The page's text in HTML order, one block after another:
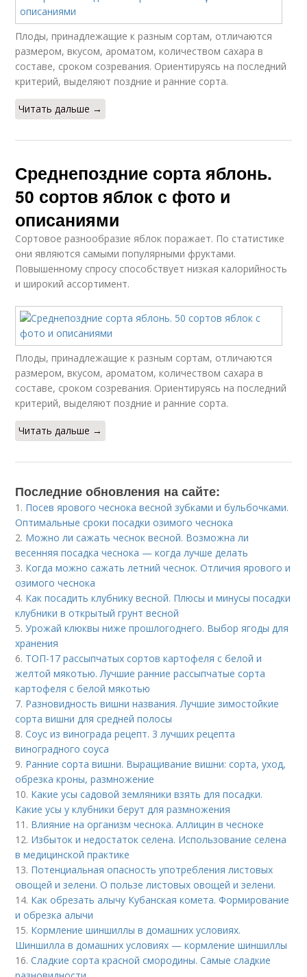
Плоды, принадлежащие к разным сортам, отличаются
размером, вкусом, ароматом, количеством сахара в
составе, сроком созревания. Ориентируясь на последний
критерий, выделяют поздние и ранние сорта.
Читать дальше →
Среднепоздние сорта яблонь.
50 сортов яблок с фото и
описаниями
Сортовое разнообразие яблок поражает. По статистике
они являются самыми популярными фруктами.
Повышенному спросу способствует низкая калорийность
и широкий ассортимент.
Плоды, принадлежащие к разным сортам, отличаются
размером, вкусом, ароматом, количеством сахара в
составе, сроком созревания. Ориентируясь на последний
критерий, выделяют поздние и ранние сорта.
Читать дальше →
Последние обновления на сайте:
1. Посев ярового чеснока весной зубками и бульбочками.
Оптимальные сроки посадки озимого чеснока
2. Можно ли сажать чеснок весной. Возможна ли
весенняя посадка чеснока — когда лучше делать
3. Когда можно сажать летний чеснок. Отличия ярового и
озимого чеснока
4. Как посадить клубнику весной. Плюсы и минусы посадки
клубники в открытый грунт весной
5.Урожай клюквы ниже прошлогоднего. Выбор ягоды для
хранения
6. ТОП-17 рассыпчатых сортов картофеля с белой и
желтой мякотью. Лучшие ранние рассыпчатые сорта
картофеля с белой мякотью
7. Разновидность вишни названия. Лучшие зимостойкие
сорта вишни для средней полосы
8.Соус из винограда рецепт. 3 лучших рецепта
виноградного соуса
9. Ранние сорта вишни. Выращивание вишни: сорта, уход,
обрезка кроны, размножение
10. Какие усы садовой земляники взять для посадки.
Какие усы у клубники берут для размножения
11. Влияние на организм чеснока. Аллицин в чесноке
12. Избыток и недостаток селена. Использование селена
в медицинской практике
13. Потенциальная опасность употребления листовых
овощей и зелени. О пользе листовых овощей и зелени.
14. Как обрезать алычу Кубанская комета. Формирование
и обрезка алычи
15. Кормление шиншиллы в домашних условиях.
Шиншилла в домашних условиях — кормление шиншиллы
16.Сладкие сорта красной смородины. Самые сладкие